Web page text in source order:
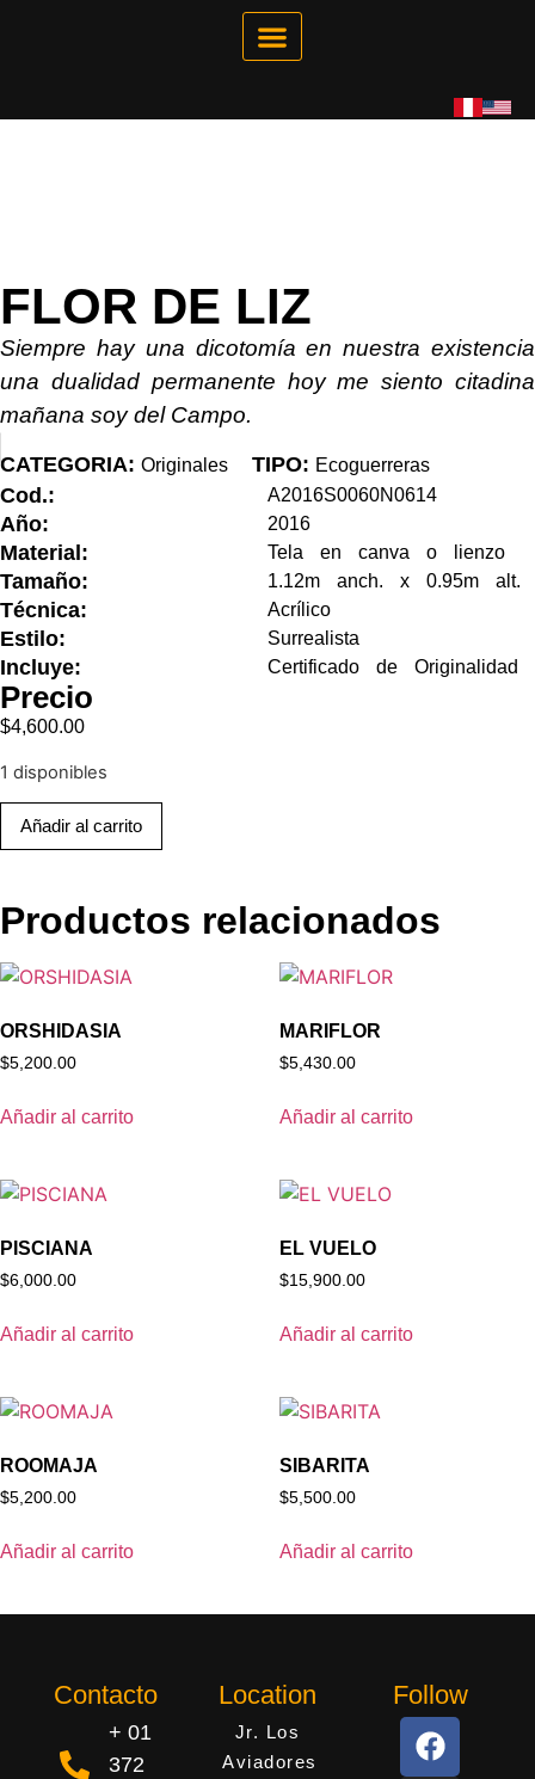
FLOR DE LIZ
Siempre hay una dicotomía en nuestra existencia
una dualidad permanente hoy me siento citadina
mañana soy del Campo.
CATEGORIA: Originales TIPO: Ecoguerreras
Cod.: A2016S0060N0614
Año: 2016
Material: Tela en canva o lienzo
Tamaño: 1.12m anch. x 0.95m alt.
Técnica: Acrílico
Estilo: Surrealista
Incluye: Certificado de Originalidad
Precio
$4,600.00
1 disponibles
Añadir al carrito
Productos relacionados
ORSHIDASIA
$5,200.00
Añadir al carrito
MARIFLOR
$5,430.00
Añadir al carrito
PISCIANA
$6,000.00
Añadir al carrito
EL VUELO
$15,900.00
Añadir al carrito
ROOMAJA
$5,200.00
Añadir al carrito
SIBARITA
$5,500.00
Añadir al carrito
Contacto
+ 01
372
Location
Jr. Los
Aviadores
Follow